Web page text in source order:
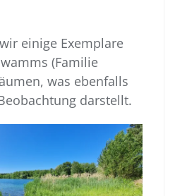
einige Exemplare
(Familie
was ebenfalls
darstellt.